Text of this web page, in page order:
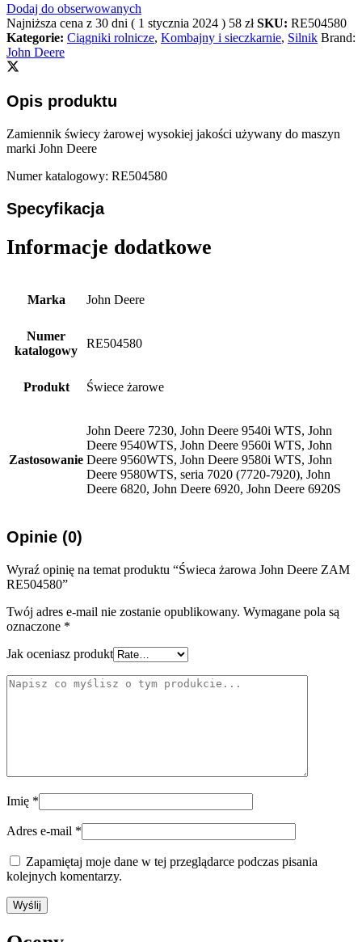
Dodaj do obserwowanych
Najniższa cena z 30 dni ( 1 stycznia 2024 ) 58 zł SKU: RE504580
Kategorie: Ciągniki rolnicze, Kombajny i sieczkarnie, Silnik Brand:
John Deere
Opis produktu
Zamiennik świecy żarowej wysokiej jakości używany do maszyn
marki John Deere
Numer katalogowy: RE504580
Specyfikacja
Informacje dodatkowe
Marka John Deere
Numer
katalogowy
RE504580
Produkt Świece żarowe
Zastosowanie
John Deere 7230, John Deere 9540i WTS, John
Deere 9540WTS, John Deere 9560i WTS, John
Deere 9560WTS, John Deere 9580i WTS, John
Deere 9580WTS, seria 7020 (7720-7920), John
Deere 6820, John Deere 6920, John Deere 6920S
Opinie (0)
Wyraź opinię na temat produktu “Świeca żarowa John Deere ZAM
RE504580”
Twój adres e-mail nie zostanie opublikowany. Wymagane pola są
oznaczone *
Jak oceniasz produkt
Imię *
Adres e-mail *
Zapamiętaj moje dane w tej przeglądarce podczas pisania
kolejnych komentarzy.